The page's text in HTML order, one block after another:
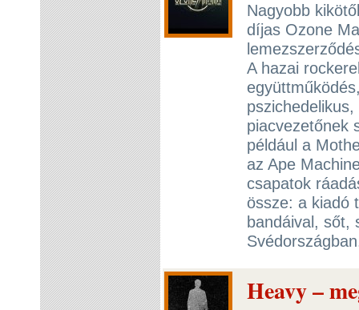
Nagyobb
díjas Ozone
A hazai
piacvezetőnek
például a
az Ape
csapatok
össze: a kiadó
bandáival, sőt,
Heavy –